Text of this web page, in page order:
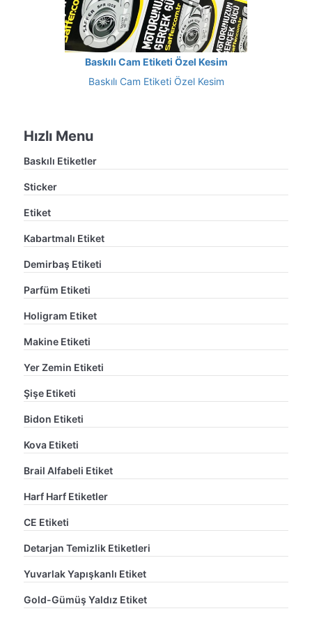
Baskılı Cam Etiketi Özel Kesim
Baskılı Cam Etiketi Özel Kesim
Hızlı Menu
Baskılı Etiketler
Sticker
Etiket
Kabartmalı Etiket
Demirbaş Etiketi
Parfüm Etiketi
Holigram Etiket
Makine Etiketi
Yer Zemin Etiketi
Şişe Etiketi
Bidon Etiketi
Kova Etiketi
Brail Alfabeli Etiket
Harf Harf Etiketler
CE Etiketi
Detarjan Temizlik Etiketleri
Yuvarlak Yapışkanlı Etiket
Gold-Gümüş Yaldız Etiket